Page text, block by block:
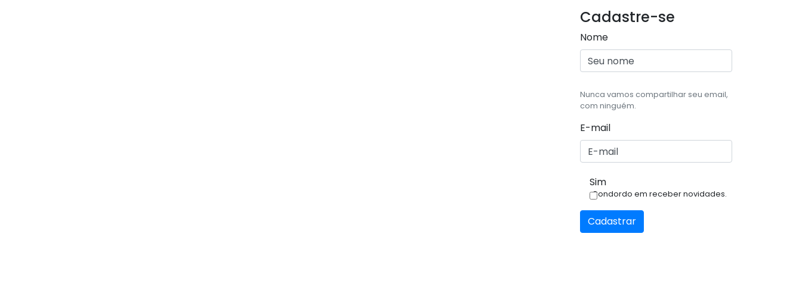
Cadastre-se
Nome
Nunca vamos compartilhar seu email,
com ninguém.
E-mail
Sim
Condordo em receber novidades.
Cadastrar